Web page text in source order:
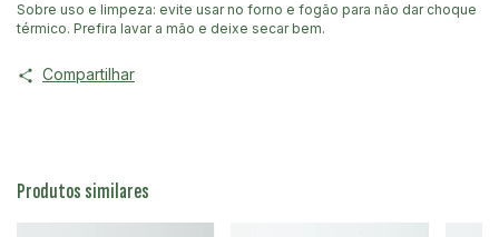
Sobre uso e limpeza: evite usar no forno e fogão para não dar choque
térmico. Prefira lavar a mão e deixe secar bem.
Compartilhar
Produtos similares